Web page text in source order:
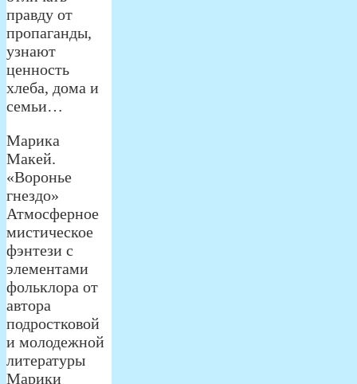
правду от
пропаганды,
узнают
ценность
хлеба, дома и
семьи…
Марика
Макей.
«Воронье
гнездо»
Атмосферное
мистическое
фэнтези с
элементами
фольклора от
автора
подростковой
и молодежной
литературы
Марики